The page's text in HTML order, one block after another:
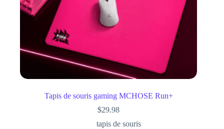
Tapis de souris gaming MCHOSE Run+
$29.98
tapis de souris